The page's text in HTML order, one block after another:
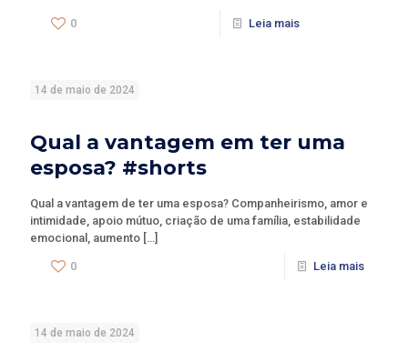
0 Leia mais
14 de maio de 2024
Qual a vantagem em ter uma
esposa? #shorts
Qual a vantagem de ter uma esposa? Companheirismo, amor e
intimidade, apoio mútuo, criação de uma família, estabilidade
emocional, aumento […]
0 Leia mais
14 de maio de 2024